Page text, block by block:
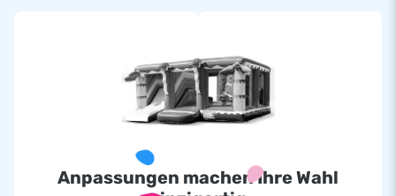
Anpassungen machen Ihre Wahl